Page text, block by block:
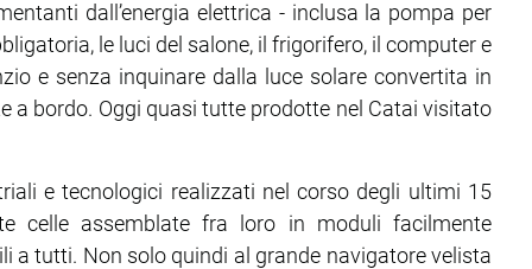
dall’energia elettrica - inclusa la pompa per
le luci del salone, il frigorifero, il computer e
e senza inquinare dalla luce solare convertita in
a bordo. Oggi quasi tutte prodotte nel Catai visitato
e tecnologici realizzati nel corso degli ultimi 15
celle assemblate fra loro in moduli facilmente
a tutti. Non solo quindi al grande navigatore velista